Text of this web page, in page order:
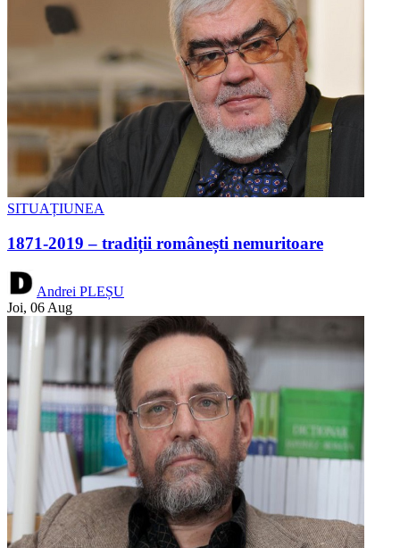
SITUAȚIUNEA
1871-2019 – tradiții românești nemuritoare
Andrei PLEȘU
Joi, 06 Aug